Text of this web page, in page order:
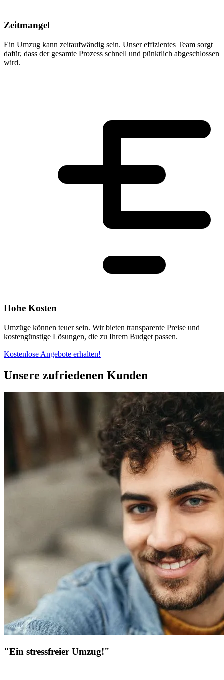
Zeitmangel
Ein Umzug kann zeitaufwändig sein. Unser effizientes Team sorgt
dafür, dass der gesamte Prozess schnell und pünktlich abgeschlossen
wird.
Hohe Kosten
Umzüge können teuer sein. Wir bieten transparente Preise und
kostengünstige Lösungen, die zu Ihrem Budget passen.
Kostenlose Angebote erhalten!
Unsere zufriedenen Kunden
"Ein stressfreier Umzug!"